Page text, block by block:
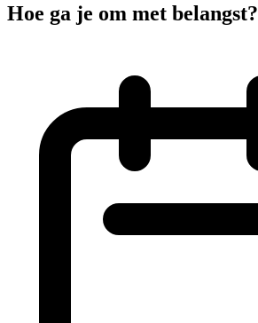
Hoe ga je om met belangst?